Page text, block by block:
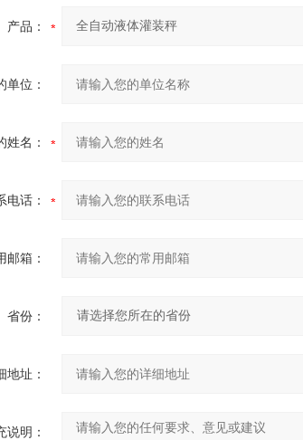
产品：
单位：
姓名：
电话：
邮箱：
省份：
地址：
说明：